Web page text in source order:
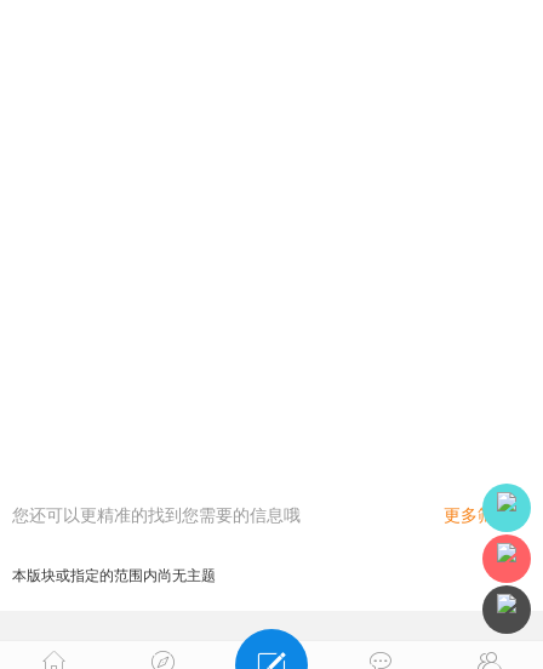
您还可以更精准的找到您需要的信息哦 更多筛选
本版块或指定的范围内尚无主题